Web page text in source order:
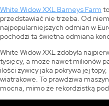
White Widow XXL Barneys Farm
przedstawiać nie trzeba. Od
najpopularniejszych odmian w
pochodzi ta świetna odmiana
White Widow XXL zdobyła
tysięcy, a może nawet milionów
ilości żywicy jaka pokrywa jej
wiatrakowe. To prawdziwa
mocna, mimo że rekordzistką